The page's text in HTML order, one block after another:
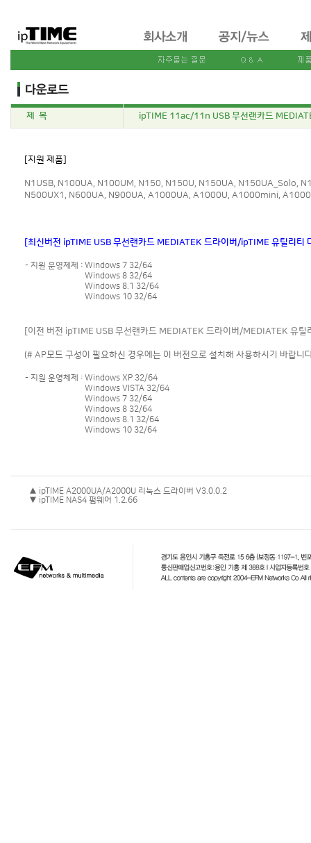
제 목 ipTIME 11ac/11n USB 무선랜카드
[지원 제품]
N1USB, N100UA, N100UM, N150, N150U, N150UA, N150UA_Solo,
N500UX1, N600UA, N900UA, A1000UA, A1000U, A1000mini,
[최신버전 ipTIME USB 무선랜카드 MEDIATEK 드라이버/ipTIME 유틸리티
- 지원 운영체제 : Windows 7 32/64
Windows 8 32/64
Windows 8.1 32/64
Windows 10 32/64
[이전 버전 ipTIME USB 무선랜카드 MEDIATEK 드라이버/MEDIATEK 유틸
(# AP모드 구성이 필요하신 경우에는 이 버전으로 설치해 사용하시기 바랍니
- 지원 운영체제 : Windows XP 32/64
Windows VISTA 32/64
Windows 7 32/64
Windows 8 32/64
Windows 8.1 32/64
Windows 10 32/64
▲ ipTIME A2000UA/A2000U 리눅스 드라이버 V3.0.0.2
▼ ipTIME NAS4 펌웨어 1.2.66